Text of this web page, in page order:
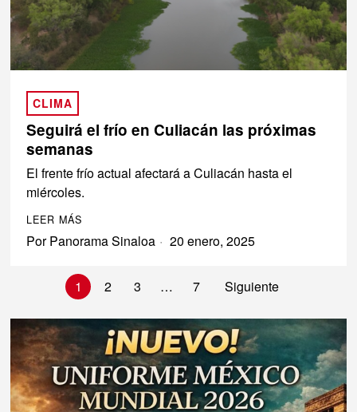
CLIMA
Seguirá el frío en Culiacán las próximas
semanas
El frente frío actual afectará a Culiacán hasta el
miércoles.
LEER MÁS
PorPanorama Sinaloa 20 enero, 2025
1 2 3 … 7 Siguiente